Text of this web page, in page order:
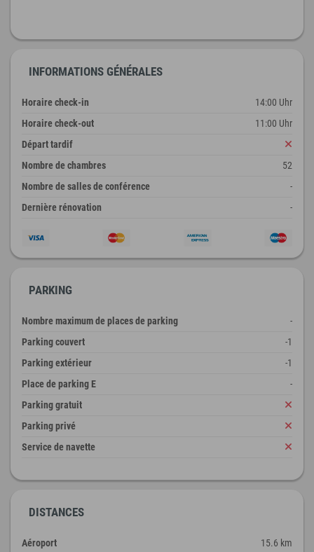
INFORMATIONS GÉNÉRALES
Horaire check-in
14:00 Uhr
Horaire check-out
11:00 Uhr
Départ tardif
Nombre de chambres
52
Nombre de salles de conférence
-
Dernière rénovation
-
PARKING
Nombre maximum de places de parking
-
Parking couvert
-1
Parking extérieur
-1
Place de parking E
-
Parking gratuit
Parking privé
Service de navette
DISTANCES
Aéroport
15.6 km